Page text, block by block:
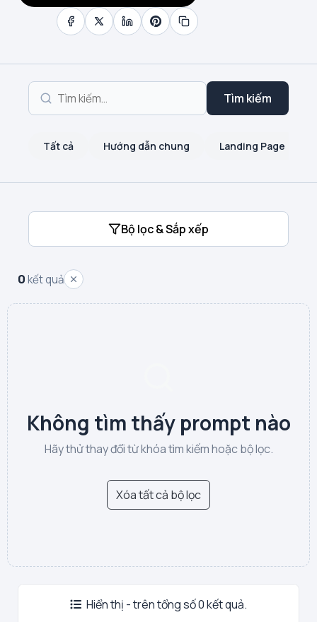
Tìm kiếm
Tất cả Hướng dẫn chung Landing Page
Bộ lọc & Sắp xếp
0kết quả
Không tìm thấy prompt nào
Hãy thử thay đổi từ khóa tìm kiếm hoặc bộ lọc.
Xóa tất cả bộ lọc
Hiển thị - trên tổng số 0 kết quả.